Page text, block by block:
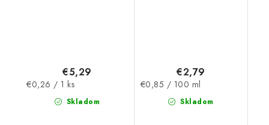
Skladom
€5,29
Jednotková
€0,26 / 1 ks
Skladom
€2,79
Jednotková
€0,85 / 100 ml